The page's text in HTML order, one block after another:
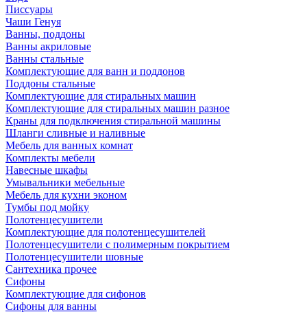
Писсуары
Чаши Генуя
Ванны, поддоны
Ванны акриловые
Ванны стальные
Комплектующие для ванн и поддонов
Поддоны стальные
Комплектующие для стиральных машин
Комплектующие для стиральных машин разное
Краны для подключения стиральной машины
Шланги сливные и наливные
Мебель для ванных комнат
Комплекты мебели
Навесные шкафы
Умывальники мебельные
Мебель для кухни эконом
Тумбы под мойку
Полотенцесушители
Комплектующие для полотенцесушителей
Полотенцесушители с полимерным покрытием
Полотенцесушители шовные
Сантехника прочее
Сифоны
Комплектующие для сифонов
Сифоны для ванны